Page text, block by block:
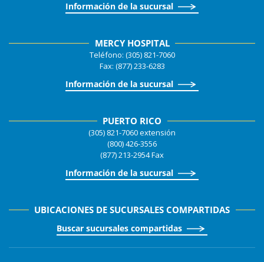
Información de la sucursal
MERCY HOSPITAL
Teléfono: (305) 821-7060
Fax: (877) 233-6283
Información de la sucursal
PUERTO RICO
(305) 821-7060 extensión
(800) 426-3556
(877) 213-2954 Fax
Información de la sucursal
UBICACIONES DE SUCURSALES COMPARTIDAS
Buscar sucursales compartidas